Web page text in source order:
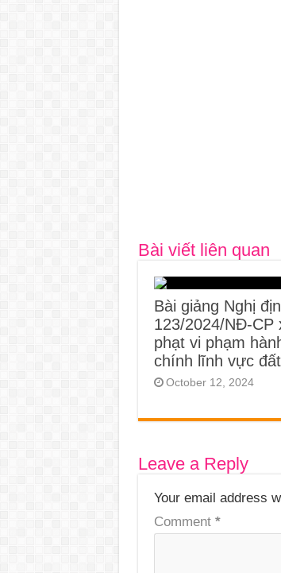
Bài viết liên quan
Bài giảng Nghị
123/2024/NĐ-CP
phạt vi phạm
chính lĩnh vực
October 12, 2024
Leave a Reply
Your email address
Comment *